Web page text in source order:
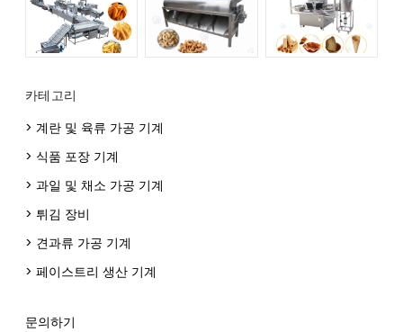
카테고리
> 계란 및 육류 가공 기계
> 식품 포장 기계
> 과일 및 채소 가공 기계
> 튀김 장비
> 견과류 가공 기계
> 페이스트리 생산 기계
문의하기